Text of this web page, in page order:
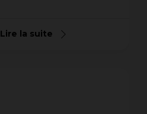
Lire la suite